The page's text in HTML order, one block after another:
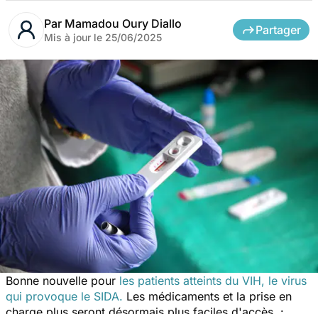
Par Mamadou Oury Diallo
Mis à jour le 25/06/2025
Partager
Bonne nouvelle pour les patients atteints du VIH, le virus
qui provoque le SIDA. Les médicaments et la prise en